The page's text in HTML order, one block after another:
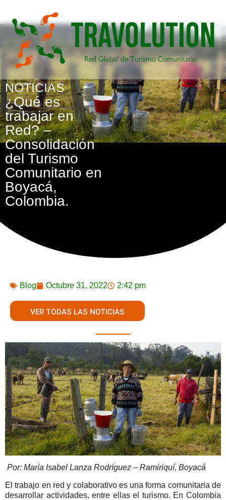
NOTICIAS
¿Qué es
trabajar en
Red? –
Consolidación
del Turismo
Comunitario en
Boyacá,
Colombia.
Blog Octubre 31, 2022 2:42 pm
VER TODAS LAS NOTICIAS
Por: María Isabel Lanza Rodríguez – Ramiriquí, Boyacá
El trabajo en red y colaborativo es una forma comunitaria de
desarrollar actividades, entre ellas el turismo. En Colombia